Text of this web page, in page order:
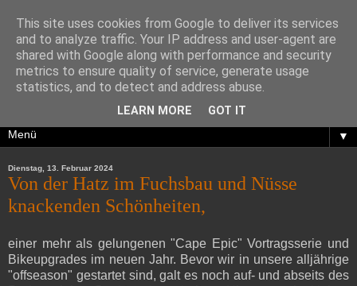
▼
Dienstag, 13. Februar 2024
Von der Hatz im Fuchsbau und Nüsse
knackenden Schönheiten,
einer mehr als gelungenen "Cape Epic" Vortragsserie und
Bikeupgrades im neuen Jahr. Bevor wir in unsere alljährige
"offseason" gestartet sind, galt es noch auf- und abseits des
This site uses cookies from Google to deliver its services
and to analyze traffic. Your IP address and user-agent are
shared with Google along with performance and security
metrics to ensure quality of service, generate usage
statistics, and to detect and address abuse.
LEARN MORE GOT IT